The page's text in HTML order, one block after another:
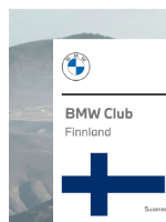
sisältöön